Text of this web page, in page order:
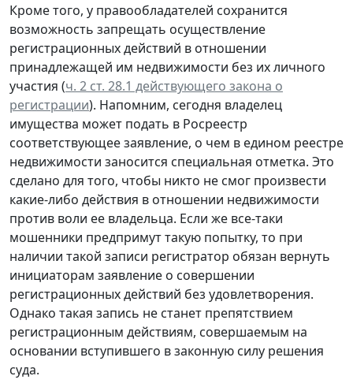
Кроме того, у правообладателей сохранится
возможность запрещать осуществление
регистрационных действий в отношении
принадлежащей им недвижимости без их личного
участия (ч. 2 ст. 28.1 действующего закона о
регистрации). Напомним, сегодня владелец
имущества может подать в Росреестр
соответствующее заявление, о чем в едином реестре
недвижимости заносится специальная отметка. Это
сделано для того, чтобы никто не смог произвести
какие-либо действия в отношении недвижимости
против воли ее владельца. Если же все-таки
мошенники предпримут такую попытку, то при
наличии такой записи регистратор обязан вернуть
инициаторам заявление о совершении
регистрационных действий без удовлетворения.
Однако такая запись не станет препятствием
регистрационным действиям, совершаемым на
основании вступившего в законную силу решения
суда.